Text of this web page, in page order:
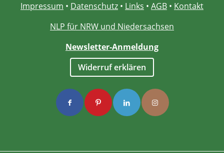
Impressum • Datenschutz• Links • AGB• Kontakt
NLP für NRW und Niedersachsen
Newsletter-Anmeldung
Widerruf erklären